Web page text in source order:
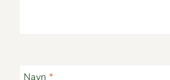
Navn *